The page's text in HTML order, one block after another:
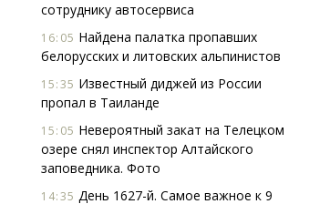
сотруднику автосервиса
16:05 Найдена палатка пропавших
белорусских и литовских альпинистов
15:35 Известный диджей из России
пропал в Таиланде
15:05 Невероятный закат на Телецком
озере снял инспектор Алтайского
заповедника. Фото
14:35 День 1627-й. Самое важное к 9